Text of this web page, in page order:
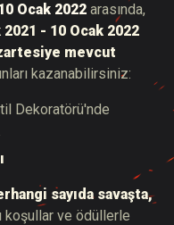
Ocak 2022 arasında,
2021 - 10 Ocak 2022
mevcut
kazanabilirsiniz:
Dekoratörü'nde
sayıda savaşta,
koşullar ve ödüllerle